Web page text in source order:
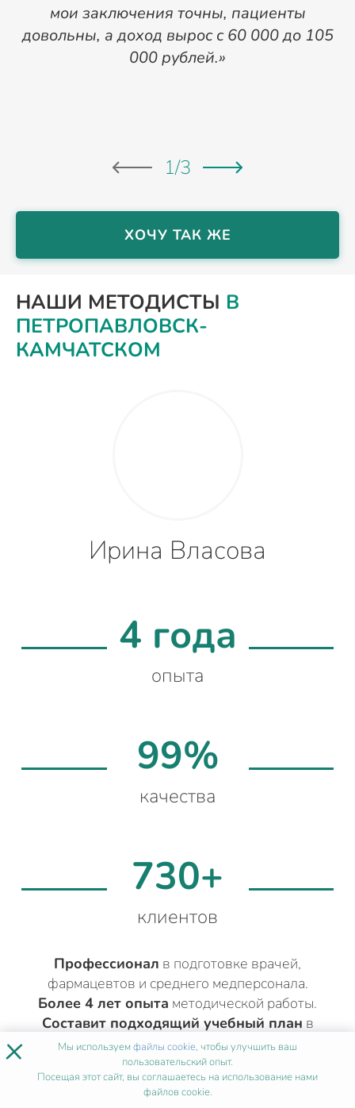
мои заключения точны, пациенты
довольны, а доход вырос с 60 000 до 105
000 рублей.»
1/3
ХОЧУ ТАК ЖЕ
НАШИ МЕТОДИСТЫ В
ПЕТРОПАВЛОВСК-
КАМЧАТСКОМ
Ирина Власова
4 года
опыта
99%
качества
730+
клиентов
Профессионал в подготовке врачей,
фармацевтов и среднего медперсонала.
Более 4 лет опыта методической работы.
Составит подходящий учебный план в
соответствии с вашей квалификацией.
× Мы используемфайлы cookie, чтобы улучшить ваш
пользовательский опыт.
Посещая этот сайт, вы соглашаетесь на использование нами
файлов cookie.